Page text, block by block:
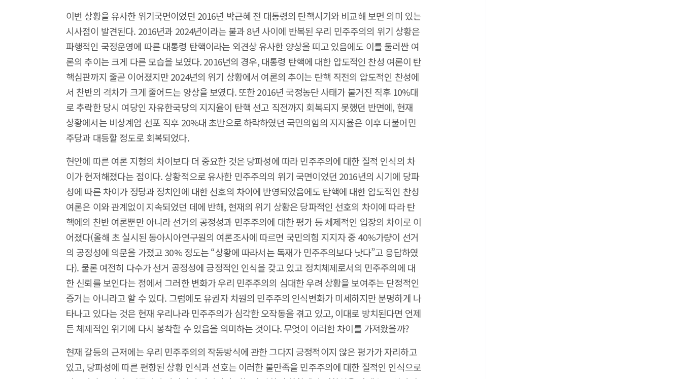
이번 상황을 유사한 위기국면이었던 2016년 박근혜 전 대통령의 탄핵시기와 비교해 보면 의미 있는
시사점이 발견된다. 2016년과 2024년이라는 불과 8년 사이에 반복된 우리 민주주의의 위기 상황은
파행적인 국정운영에 따른 대통령 탄핵이라는 외견상 유사한 양상을 띠고 있음에도 이를 둘러싼 여
론의 추이는 크게 다른 모습을 보였다. 2016년의 경우, 대통령 탄핵에 대한 압도적인 찬성 여론이 탄
핵심판까지 줄곧 이어졌지만 2024년의 위기 상황에서 여론의 추이는 탄핵 직전의 압도적인 찬성에
서 찬반의 격차가 크게 줄어드는 양상을 보였다. 또한 2016년 국정농단 사태가 불거진 직후 10%대
로 추락한 당시 여당인 자유한국당의 지지율이 탄핵 선고 직전까지 회복되지 못했던 반면에, 현재
상황에서는 비상계엄 선포 직후 20%대 초반으로 하락하였던 국민의힘의 지지율은 이후 더불어민
주당과 대등할 정도로 회복되었다.
현안에 따른 여론 지형의 차이보다 더 중요한 것은 당파성에 따라 민주주의에 대한 질적 인식의 차
이가 현저해졌다는 점이다. 상황적으로 유사한 민주주의의 위기 국면이었던 2016년의 시기에 당파
성에 따른 차이가 정당과 정치인에 대한 선호의 차이에 반영되었음에도 탄핵에 대한 압도적인 찬성
여론은 이와 관계없이 지속되었던 데에 반해, 현재의 위기 상황은 당파적인 선호의 차이에 따라 탄
핵에의 찬반 여론뿐만 아니라 선거의 공정성과 민주주의에 대한 평가 등 체제적인 입장의 차이로 이
어졌다(올해 초 실시된 동아시아연구원의 여론조사에 따르면 국민의힘 지지자 중 40%가량이 선거
의 공정성에 의문을 가졌고 30% 정도는 “상황에 따라서는 독재가 민주주의보다 낫다”고 응답하였
다). 물론 여전히 다수가 선거 공정성에 긍정적인 인식을 갖고 있고 정치체제로서의 민주주의에 대
한 신뢰를 보인다는 점에서 그러한 변화가 우리 민주주의의 심대한 우려 상황을 보여주는 단정적인
증거는 아니라고 할 수 있다. 그럼에도 유권자 차원의 민주주의 인식변화가 미세하지만 분명하게 나
타나고 있다는 것은 현재 우리나라 민주주의가 심각한 오작동을 겪고 있고, 이대로 방치된다면 언제
든 체제적인 위기에 다시 봉착할 수 있음을 의미하는 것이다. 무엇이 이러한 차이를 가져왔을까?
현재 갈등의 근저에는 우리 민주주의의 작동방식에 관한 그다지 긍정적이지 않은 평가가 자리하고
있고, 당파성에 따른 편향된 상황 인식과 선호는 이러한 불만족을 민주주의에 대한 질적인 인식으로